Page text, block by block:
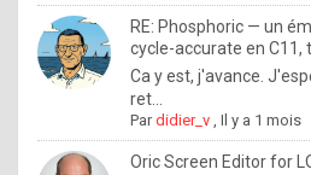
.
I
f
y
o
RE: Phosphoric — un
cycle-accurate en C11,
Ca y est, j'avance.
ret...
Pardidier_v ,Il y a 1 mois
Oric Screen Editor for